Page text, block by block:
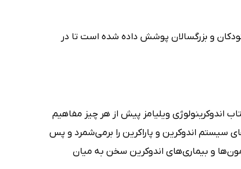
و بزرگسالان پوشش داده شده است تا در
اندوکرینولوژی ویلیامز پیش از هر چیز مفاهیم
سیستم اندوکرین و پاراکرین را برمی‌شمرد و پس
و بیماری‌های اندوکرین سخن به میان